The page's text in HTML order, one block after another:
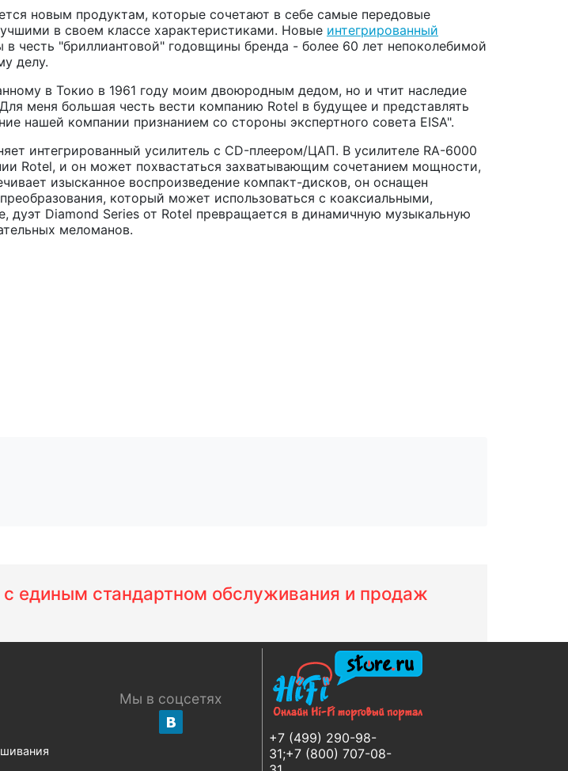
новым продуктам, которые сочетают в себе самые передовые
в своем классе характеристиками. Новые интегрированный
честь "бриллиантовой" годовщины бренда - более 60 лет непоколебимой
делу.
в Токио в 1961 году моим двоюродным дедом, но и чтит наследие
меня большая честь вести компанию Rotel в будущее и представлять
нашей компании признанием со стороны экспертного совета EISA".
интегрированный усилитель с CD-плеером/ЦАП. В усилителе RA-6000
Rotel, и он может похвастаться захватывающим сочетанием мощности,
изысканное воспроизведение компакт-дисков, он оснащен
который может использоваться с коаксиальными,
Diamond Series от Rotel превращается в динамичную музыкальную
меломанов.
с единым стандартном обслуживания и продаж
+7 (499) 290-98-
31;+7 (800) 707-08-
Мы в соцсетях